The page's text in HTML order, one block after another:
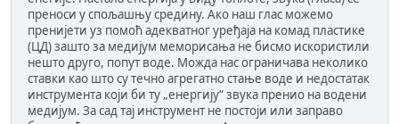
преноси у спољашњу средину. Ако наш глас можемо
пренијети уз помоћ адекватног уређаја на комад пластике
(ЦД) зашто за медијум меморисања не бисмо искористили
нешто друго, попут воде. Можда нас ограничава неколико
ставки као што су течно агрегатно стање воде и недостатак
инструмента који би ту „енергију“ звука пренио на водени
медијум. За сад тај инструмент не постоји или заправо